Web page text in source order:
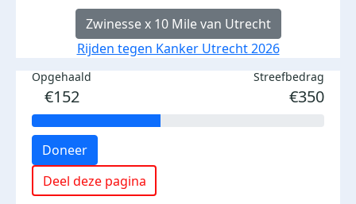
Zwinesse x 10 Mile van Utrecht
Rijden tegen Kanker Utrecht 2026
Opgehaald
€152
Streefbedrag
€350
Doneer
Deel deze pagina